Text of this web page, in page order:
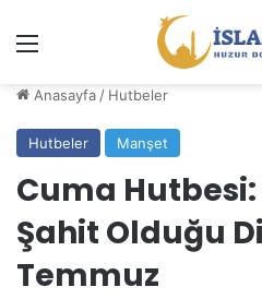
Anasayfa / Hutbeler
Hutbeler Manşet
Cuma
Şahit Olduğu
Temmuz